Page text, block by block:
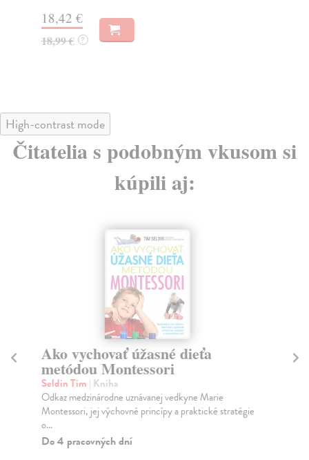
18,42 €
18,99 € ?
High-contrast mode
Čitatelia s podobným vkusom si
kúpili aj:
Ako vychovať úžasné dieťa
metódou Montessori
Seldin Tim | Kniha
Odkaz medzinárodne uznávanej vedkyne Marie
Montessori, jej výchovné princípy a praktické stratégie
o...
Do 4 pracovných dní